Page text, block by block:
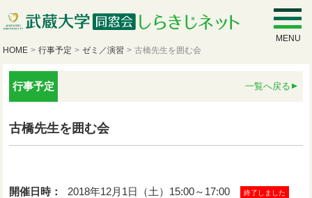
MENU
HOME > 行事予定 > ゼミ／演習 > 古橋先生を囲む会
行事予定 一覧へ戻る
古橋先生を囲む会
開催日時： 2018年12月1日（土）15:00～17:00 終了しました